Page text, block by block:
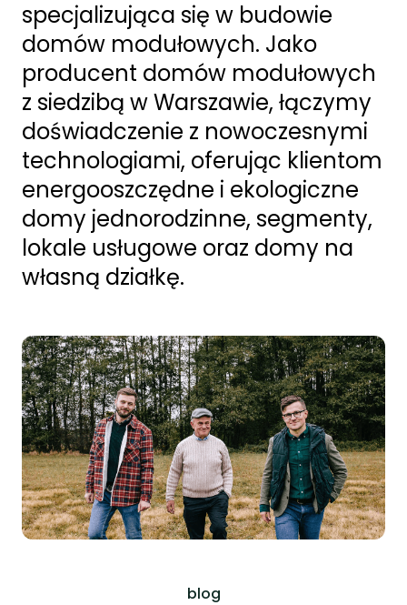
specjalizująca się w budowie
domów modułowych. Jako
producent domów modułowych
z siedzibą w Warszawie, łączymy
doświadczenie z nowoczesnymi
technologiami, oferując klientom
energooszczędne i ekologiczne
domy jednorodzinne, segmenty,
lokale usługowe oraz domy na
własną działkę.
blog